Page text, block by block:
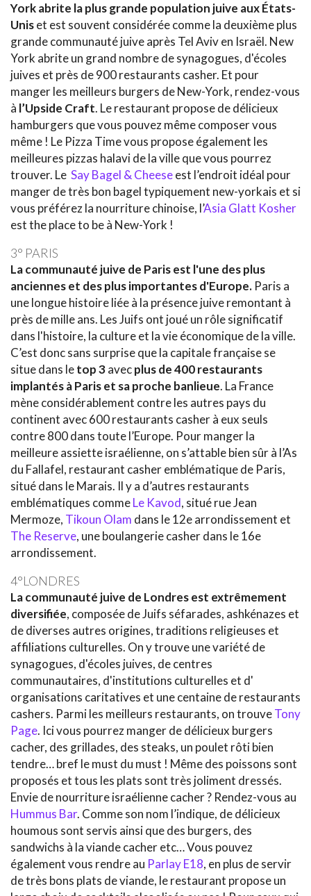
York abrite la plus grande population juive aux États-
Uniset est souvent considérée comme la deuxième plus
grande communauté juive après Tel Aviv en Israël. New
York abrite un grand nombre de synagogues, d'écoles
juives et près de 900 restaurants casher. Et pour
manger les meilleurs burgers de New-York, rendez-vous
à l’Upside Craft. Le restaurant propose de délicieux
hamburgers que vous pouvez même composer vous
même ! Le Pizza Time vous propose également les
meilleures pizzas halavi de la ville que vous pourrez
trouver. Le Say Bagel & Cheeseest l’endroit idéal pour
manger de très bon bagel typiquement new-yorkais et si
vous préférez la nourriture chinoise, l’Asia Glatt Kosher
est the place to be à New-York !
3° PARIS
La communauté juive de Paris est l'une des plus
anciennes et des plus importantes d'Europe. Paris a
une longue histoire liée à la présence juive remontant à
près de mille ans. Les Juifs ont joué un rôle significatif
dans l'histoire, la culture et la vie économique de la ville.
C’est donc sans surprise que la capitale française se
situe dans letop 3avecplus de 400 restaurants
implantés à Paris et sa proche banlieue. La France
mène considérablement contre les autres pays du
continent avec 600 restaurants casher à eux seuls
contre 800 dans toute l’Europe. Pour manger la
meilleure assiette israélienne, on s’attable bien sûr à l’As
du Fallafel, restaurant casher emblématique de Paris,
situé dans le Marais. Il y a d’autres restaurants
emblématiques commeLe Kavod, situé rue Jean
Mermoze, Tikoun Olam dans le 12e arrondissement et
The Reserve, une boulangerie casher dans le 16e
arrondissement.
4°LONDRES
La communauté juive de Londres est extrêmement
diversifiée, composée de Juifs séfarades, ashkénazes et
de diverses autres origines, traditions religieuses et
affiliations culturelles. On y trouve une variété de
synagogues, d'écoles juives, de centres
communautaires, d'institutions culturelles et d'
organisations caritatives et une centaine de restaurants
cashers. Parmi les meilleurs restaurants, on trouveTony
Page. Ici vous pourrez manger de délicieux burgers
cacher, des grillades, des steaks, un poulet rôti bien
tendre… bref le must du must ! Même des poissons sont
proposés et tous les plats sont très joliment dressés.
Envie de nourriture israélienne cacher ? Rendez-vous au
Hummus Bar. Comme son nom l’indique, de délicieux
houmous sont servis ainsi que des burgers, des
sandwichs à la viande cacher etc… Vous pouvez
également vous rendre au Parlay E18, en plus de servir
de très bons plats de viande, le restaurant propose un